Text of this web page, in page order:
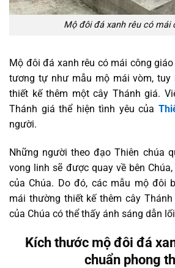
Mộ đôi đá xanh rêu có mái
Mộ đôi đá xanh rêu có mái công
tương tự như mẫu mộ mái vòm, tuy
thiết kế thêm một cây Thánh giá.
Thánh giá thể hiện tình yêu của
người.
Những người theo đạo Thiên chúa
vong linh sẽ được quay về bên
của Chúa. Do đó, các mẫu mộ đôi
mái thường thiết kế thêm cây
của Chúa có thể thấy ánh sáng dẫn
Kích thước mộ đôi đá
chuẩn phong